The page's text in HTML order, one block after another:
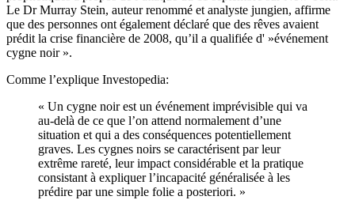
Le Dr Murray Stein, auteur renommé et analyste jungien, affirme
que des personnes ont également déclaré que des rêves avaient
prédit la crise financière de 2008, qu’il a qualifiée d' »événement
cygne noir ».
Comme l’explique Investopedia:
« Un cygne noir est un événement imprévisible qui va
au-delà de ce que l’on attend normalement d’une
situation et qui a des conséquences potentiellement
graves. Les cygnes noirs se caractérisent par leur
extrême rareté, leur impact considérable et la pratique
consistant à expliquer l’incapacité généralisée à les
prédire par une simple folie a posteriori. »